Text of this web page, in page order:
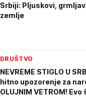
Srbiji: Pljuskovi,
zemlje
DRUŠTVO
NEVREME STIGLO U
hitno upozorenje za
OLUJNIM VETROM!